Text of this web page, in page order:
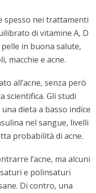
spesso nei trattamenti
di vitamine A, D
in buona salute,
macchie e acne.
all’acne, senza però
Gli studi
dieta a basso indice
nel sangue, livelli
probabilità di acne.
l’acne, ma alcuni
e polinsaturi
Di contro, una